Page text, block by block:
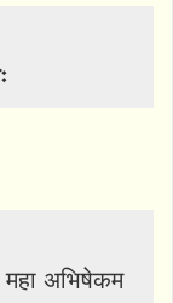
महा अभिषेकम